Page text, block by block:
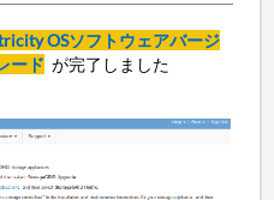
OSソフトウェアバージ
ード が完了しました